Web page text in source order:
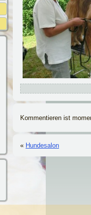
Kommentieren ist
« Hundesalon